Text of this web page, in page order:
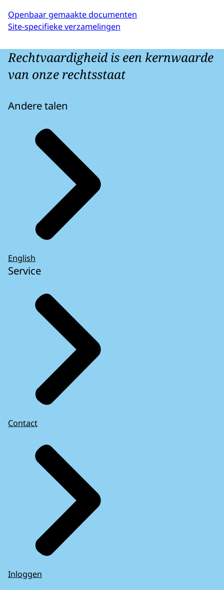
Openbaar gemaakte documenten
Site-specifieke verzamelingen
Rechtvaardigheid is een kernwaarde
van onze rechtsstaat
Andere talen
English
Service
Contact
Inloggen